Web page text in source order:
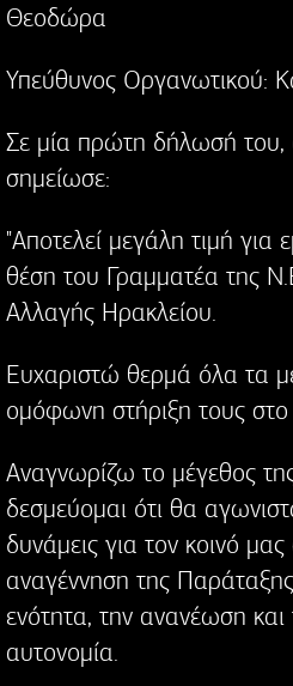
Θεοδώρα
Υπεύθυνος Οργανωτικού:
Σε μία πρώτη δήλωσή του,
σημείωσε:
"Αποτελεί μεγάλη τιμή
θέση του Γραμματέα της
Αλλαγής Ηρακλείου.
Ευχαριστώ θερμά όλα τα
ομόφωνη στήριξη τους
Αναγνωρίζω το μέγεθος
δεσμεύομαι ότι θα
δυνάμεις για τον κοινό
αναγέννηση της
ενότητα, την ανανέωση και
αυτονομία.